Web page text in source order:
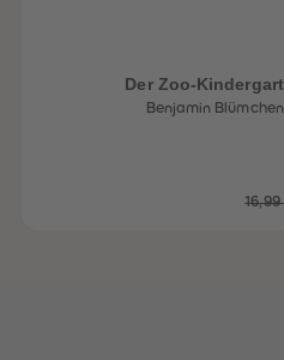
Der Zoo-
Benjamin Blümchen